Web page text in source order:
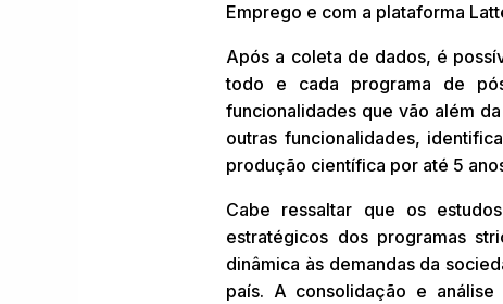
Emprego e com a plataforma
Após a coleta de dados, é
todo e cada programa de
funcionalidades que vão além
outras funcionalidades,
produção científica por até 5
Cabe ressaltar que os
estratégicos dos programas
dinâmica às demandas da
país. A consolidação e